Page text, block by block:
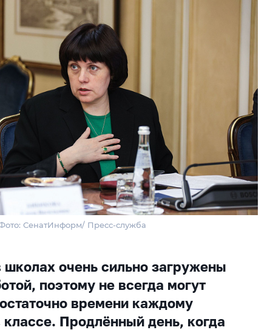
СенатИнформ/ Пресс-служба
школах очень сильно загружены
поэтому не всегда могут
времени каждому
классе. Продлённый день, когда